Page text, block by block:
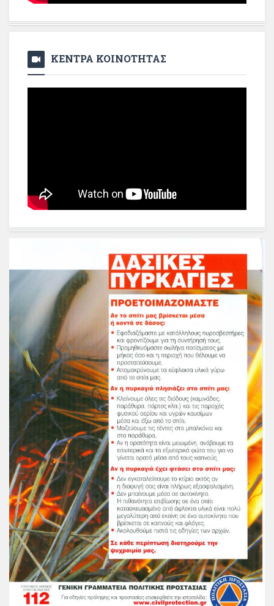
ΚΕΝΤΡΑ ΚΟΙΝΟΤΗΤΑΣ